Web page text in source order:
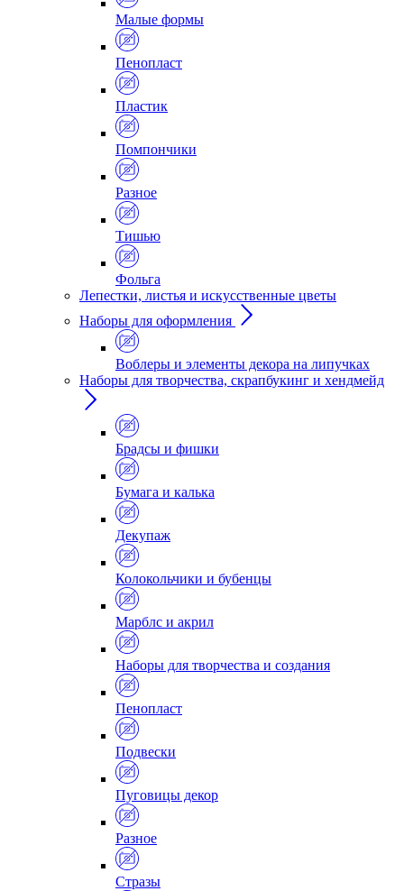
Малые формы
Пенопласт
Пластик
Помпончики
Разное
Тишью
Фольга
Лепестки, листья и искусственные цветы
Наборы для оформления
Воблеры и элементы декора на липучках
Наборы для творчества, скрапбукинг и хендмейд
Брадсы и фишки
Бумага и калька
Декупаж
Колокольчики и бубенцы
Марблс и акрил
Наборы для творчества и создания
Пенопласт
Подвески
Пуговицы декор
Разное
Стразы